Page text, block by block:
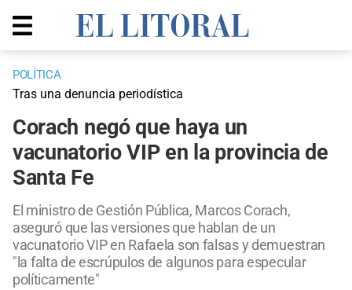
POLÍTICA
Tras una denuncia periodística
Corach negó que haya un
vacunatorio VIP en la provincia de
Santa Fe
El ministro de Gestión Pública, Marcos Corach,
aseguró que las versiones que hablan de un
vacunatorio VIP en Rafaela son falsas y demuestran
"la falta de escrúpulos de algunos para especular
políticamente"